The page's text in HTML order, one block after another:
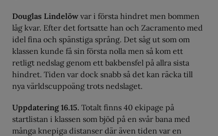
Douglas Lindelöw var i första hindret men bommen
låg kvar. Efter det fortsatte han och Zacramento med
idel fina och spänstiga språng. Det såg ut som om
klassen kunde få sin första nolla men så kom ett
retligt nedslag genom ett bakbensfel på allra sista
hindret. Tiden var dock snabb så det kan räcka till
nya världscuppoäng trots nedslaget.
Uppdatering 16.15. Totalt finns 40 ekipage på
startlistan i klassen som bjöd på en svår bana med
många knepiga distanser där även tiden var en